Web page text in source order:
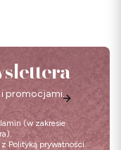
i promocjami.
(w zakresie
z Polityką prywatności.